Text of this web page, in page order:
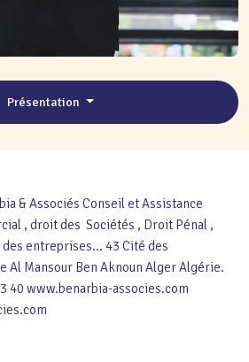
Présentation
& Associés Conseil et Assistance
, droit des Sociétés , Droit Pénal ,
entreprises... 43 Cité des
Al Mansour Ben Aknoun Alger Algérie.
40 www.benarbia-associes.com